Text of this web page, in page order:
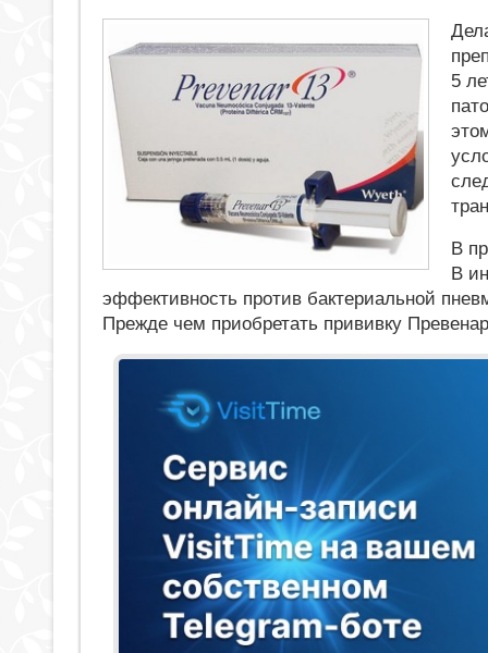
5
В
В
эффективность против бактериальной
Прежде чем приобретать прививку